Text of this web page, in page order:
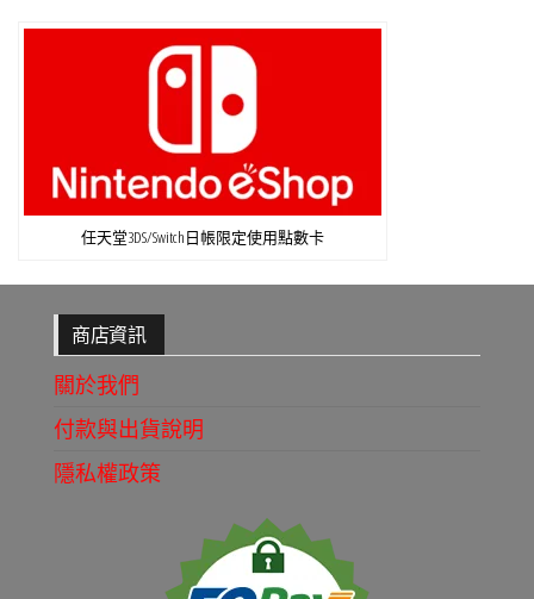
任天堂3DS/Switch日帳限定使用點數卡
商店資訊
關於我們
付款與出貨說明
隱私權政策